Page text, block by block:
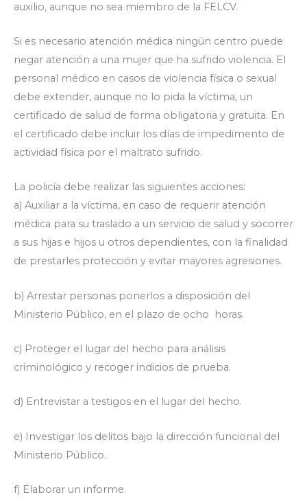
auxilio, aunque no sea miembro de la FELCV.
Si es necesario atención médica ningún centro puede
negar atención a una mujer que ha sufrido violencia. El
personal médico en casos de violencia física o sexual
debe extender, aunque no lo pida la víctima, un
certificado de salud de forma obligatoria y gratuita. En
el certificado debe incluir los días de impedimento de
actividad física por el maltrato sufrido.
La policía debe realizar las siguientes acciones:
a) Auxiliar a la víctima, en caso de requerir atención
médica para su traslado a un servicio de salud y socorrer
a sus hijas e hijos u otros dependientes, con la finalidad
de prestarles protección y evitar mayores agresiones.
b) Arrestar personas ponerlos a disposición del
Ministerio Público, en el plazo de ocho horas.
c) Proteger el lugar del hecho para análisis
criminológico y recoger indicios de prueba.
d) Entrevistar a testigos en el lugar del hecho.
e) Investigar los delitos bajo la dirección funcional del
Ministerio Público.
f) Elaborar un informe.